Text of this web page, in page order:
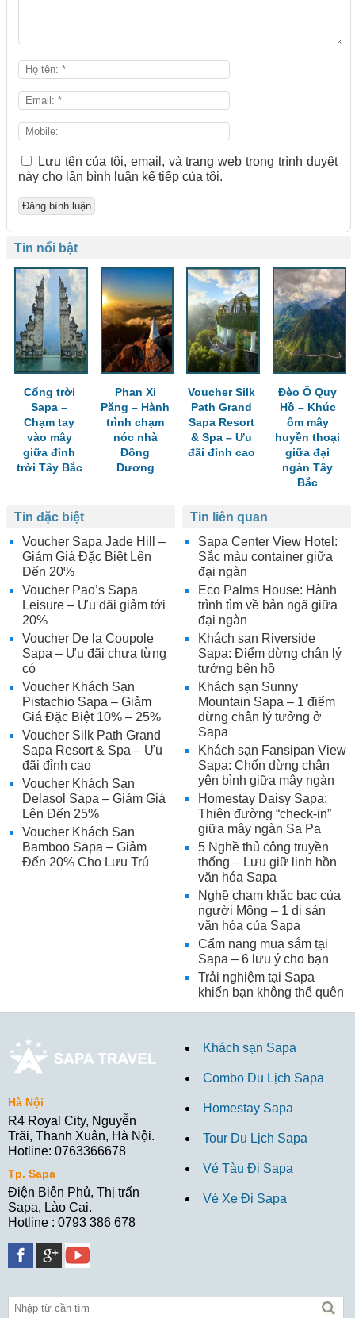
Lưu tên của tôi, email, và trang web trong trình duyệt
này cho lần bình luận kế tiếp của tôi.
Tin nổi bật
Cổng trời
Sapa –
Chạm tay
vào mây
giữa đỉnh
trời Tây Bắc
Phan Xi
Păng – Hành
trình chạm
nóc nhà
Đông
Dương
Voucher Silk
Path Grand
Sapa Resort
& Spa – Ưu
đãi đỉnh cao
Đèo Ô Quy
Hồ – Khúc
ôm mây
huyền thoại
giữa đại
ngàn Tây
Bắc
Tin liên quan
Sapa Center View Hotel:
Sắc màu container giữa
đại ngàn
Eco Palms House: Hành
trình tìm về bản ngã giữa
đại ngàn
Khách sạn Riverside
Sapa: Điểm dừng chân lý
tưởng bên hồ
Khách sạn Sunny
Mountain Sapa – 1 điểm
dừng chân lý tưởng ở
Sapa
Khách sạn Fansipan View
Sapa: Chốn dừng chân
yên bình giữa mây ngàn
Homestay Daisy Sapa:
Thiên đường “check-in”
giữa mây ngàn Sa Pa
5 Nghề thủ công truyền
thống – Lưu giữ linh hồn
văn hóa Sapa
Nghề chạm khắc bạc của
người Mông – 1 di sản
văn hóa của Sapa
Cẩm nang mua sắm tại
Sapa – 6 lưu ý cho bạn
Trải nghiệm tại Sapa
khiến bạn không thể quên
Tin đặc biệt
Voucher Sapa Jade Hill –
Giảm Giá Đặc Biệt Lên
Đến 20%
Voucher Pao’s Sapa
Leisure – Ưu đãi giảm tới
20%
Voucher De la Coupole
Sapa – Ưu đãi chưa từng
có
Voucher Khách Sạn
Pistachio Sapa – Giảm
Giá Đặc Biệt 10% – 25%
Voucher Silk Path Grand
Sapa Resort & Spa – Ưu
đãi đỉnh cao
Voucher Khách Sạn
Delasol Sapa – Giảm Giá
Lên Đến 25%
Voucher Khách Sạn
Bamboo Sapa – Giảm
Đến 20% Cho Lưu Trú
Hà Nội
R4 Royal City, Nguyễn
Trãi, Thanh Xuân, Hà Nội.
Hotline: 0763366678
Tp. Sapa
Điện Biên Phủ, Thị trấn
Sapa, Lào Cai.
Hotline : 0793 386 678
Khách sạn Sapa
Combo Du Lịch Sapa
Homestay Sapa
Tour Du Lịch Sapa
Vé Tàu Đi Sapa
Vé Xe Đi Sapa